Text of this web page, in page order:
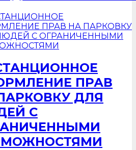
ПРАВ
ДЛЯ
С